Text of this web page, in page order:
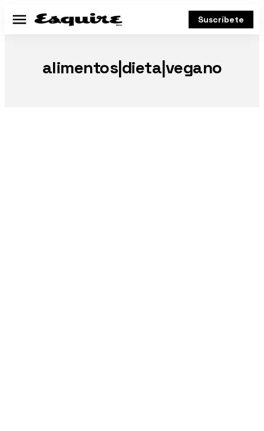
Menú Suscríbete
alimentos|dieta|vegano